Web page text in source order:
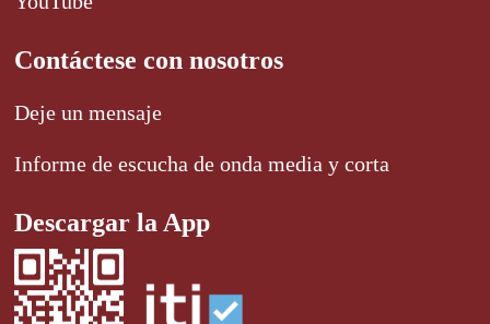
Contáctese con nosotros
Deje un mensaje
Informe de escucha de onda media y corta
Descargar la App